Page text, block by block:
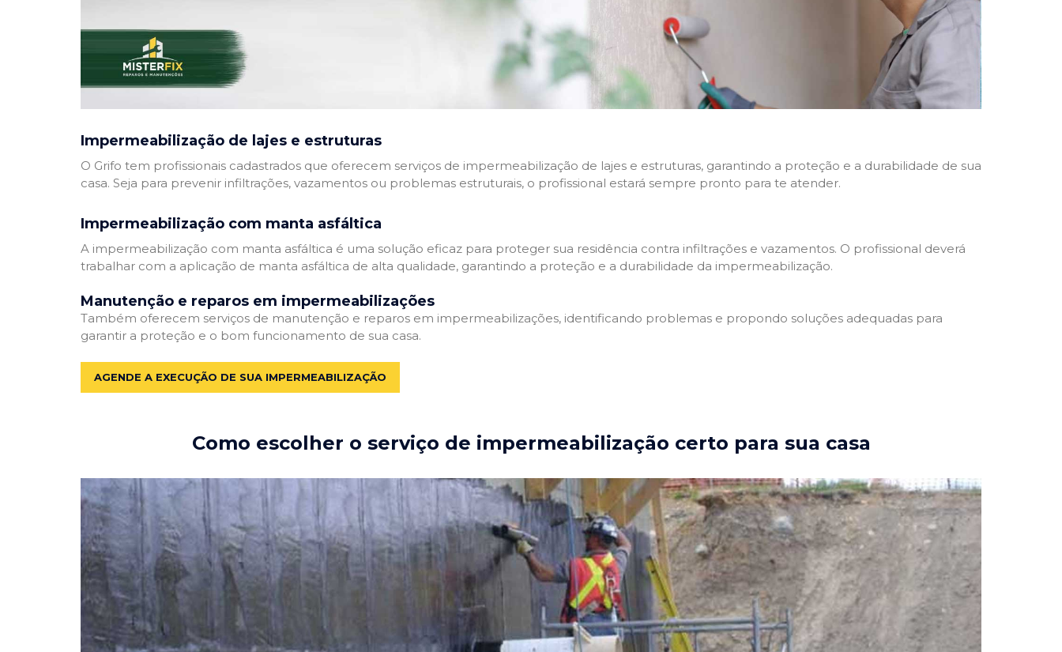
Impermeabilização de lajes e estruturas
O Grifo tem profissionais cadastrados que oferecem serviços de impermeabilização de lajes e estruturas, garantindo a proteção e a durabilidade de sua
casa. Seja para prevenir infiltrações, vazamentos ou problemas estruturais, o profissional estará sempre pronto para te atender.
Impermeabilização com manta asfáltica
A impermeabilização com manta asfáltica é uma solução eficaz para proteger sua residência contra infiltrações e vazamentos. O profissional deverá
trabalhar com a aplicação de manta asfáltica de alta qualidade, garantindo a proteção e a durabilidade da impermeabilização.
Manutenção e reparos em impermeabilizações
Também oferecem serviços de manutenção e reparos em impermeabilizações, identificando problemas e propondo soluções adequadas para
garantir a proteção e o bom funcionamento de sua casa.
AGENDE A EXECUÇÃO DE SUA IMPERMEABILIZAÇÃO
Como escolher o serviço de impermeabilização certo para sua casa